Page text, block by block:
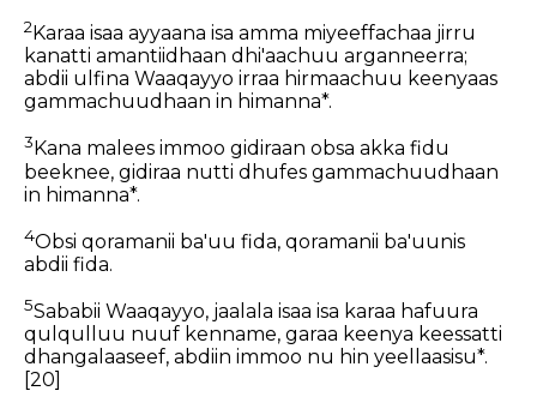
2 Karaa isaa ayyaana isa amma miyeeffachaa jirru
kanatti amantiidhaan dhi'aachuu arganneerra;
abdii ulfina Waaqayyo irraa hirmaachuu keenyaas
gammachuudhaan in himanna*.
3 Kana malees immoo gidiraan obsa akka fidu
beeknee, gidiraa nutti dhufes gammachuudhaan
in himanna*.
4Obsi qoramanii ba'uu fida, qoramanii ba'uunis
abdii fida.
5Sababii Waaqayyo, jaalala isaa isa karaa hafuura
qulqulluu nuuf kenname, garaa keenya keessatti
dhangalaaseef, abdiin immoo nu hin yeellaasisu*.
[20]